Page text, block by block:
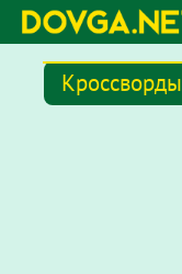
Кроссворды